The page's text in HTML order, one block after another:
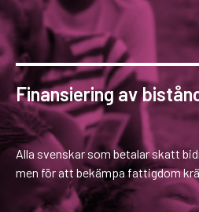
Finansiering av
Alla svenskar som betalar skatt
men för att bekämpa fattigdom